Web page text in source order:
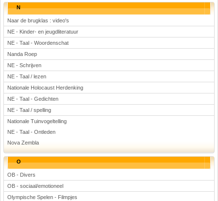
N
Naar de brugklas : video's
NE - Kinder- en jeugdliteratuur
NE - Taal - Woordenschat
Nanda Roep
NE - Schrijven
NE - Taal / lezen
Nationale Holocaust Herdenking
NE - Taal - Gedichten
NE - Taal / spelling
Nationale Tuinvogeltelling
NE - Taal - Ontleden
Nova Zembla
O
OB - Divers
OB - sociaal/emotioneel
Olympische Spelen - Filmpjes